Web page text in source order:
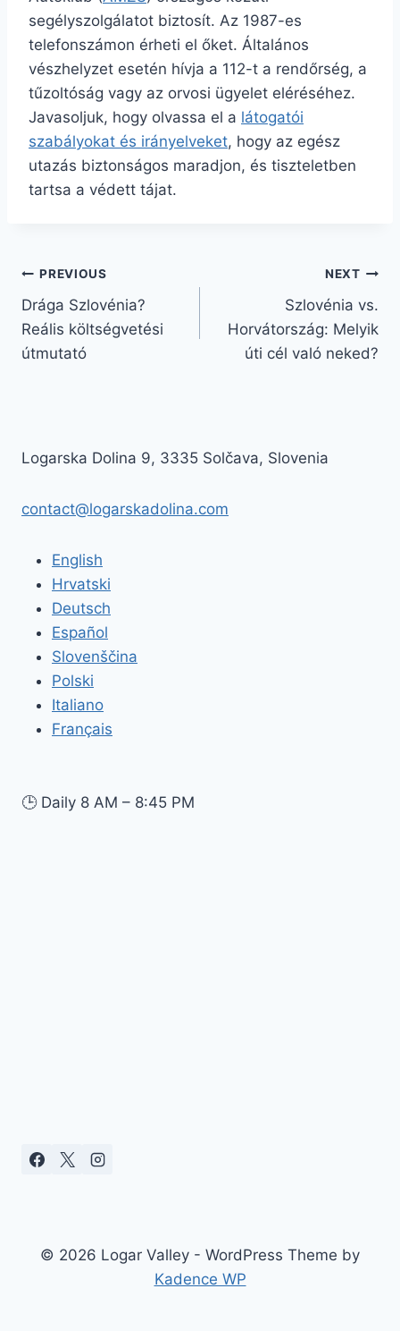
segélyszolgálatot biztosít. Az 1987-es
telefonszámon érheti el őket. Általános
vészhelyzet esetén hívja a 112-t a rendőrség, a
tűzoltóság vagy az orvosi ügyelet eléréséhez.
Javasoljuk, hogy olvassa el a látogatói
szabályokat és irányelveket, hogy az egész
utazás biztonságos maradjon, és tiszteletben
tartsa a védett tájat.
Bejegyzés
navigáció
PREVIOUS
Drága Szlovénia?
Reális költségvetési
útmutató
NEXT
Szlovénia vs.
Horvátország: Melyik
úti cél való neked?
Logarska Dolina 9, 3335 Solčava, Slovenia
contact@logarskadolina.com
English
Hrvatski
Deutsch
Español
Slovenščina
Polski
Italiano
Français
🕒 Daily 8 AM – 8:45 PM
© 2026 Logar Valley - WordPress Theme by
Kadence WP